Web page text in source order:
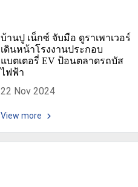
บ้านปู เน็กซ์ จับมือ ดูราเพาเวอร์
เดินหน้าโรงงานประกอบ
แบตเตอรี่ EV ป้อนตลาดรถบัส
ไฟฟ้า
22 Nov 2024
View more